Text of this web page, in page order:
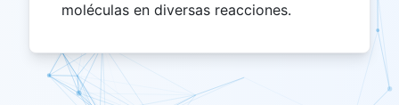
moléculas en diversas reacciones.